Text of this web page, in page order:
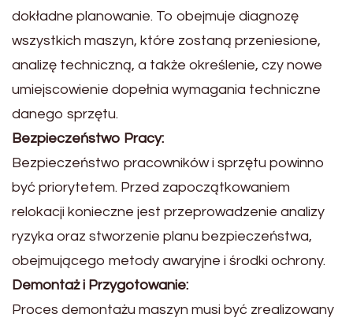
dokładne planowanie. To obejmuje diagnozę
wszystkich maszyn, które zostaną przeniesione,
analizę techniczną, a także określenie, czy nowe
umiejscowienie dopełnia wymagania techniczne
danego sprzętu.
Bezpieczeństwo Pracy:
Bezpieczeństwo pracowników i sprzętu powinno
być priorytetem. Przed zapoczątkowaniem
relokacji konieczne jest przeprowadzenie analizy
ryzyka oraz stworzenie planu bezpieczeństwa,
obejmującego metody awaryjne i środki ochrony.
Demontaż i Przygotowanie:
Proces demontażu maszyn musi być zrealizowany